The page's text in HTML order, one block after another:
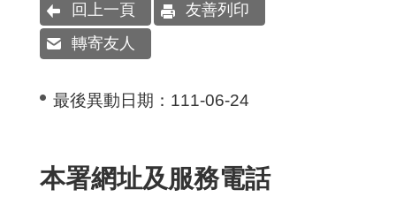
回上一頁
友善列印
轉寄友人
最後異動日期： 111-06-24
本署網址及服務電話